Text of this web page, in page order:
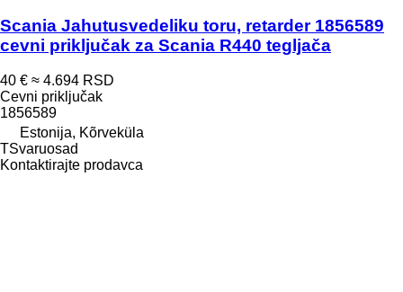
Scania Jahutusvedeliku toru, retarder 1856589
cevni priključak za Scania R440 tegljača
40 € ≈ 4.694 RSD
Cevni priključak
1856589
Estonija, Kõrveküla
TSvaruosad
Kontaktirajte prodavca